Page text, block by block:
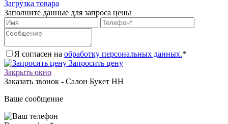
Загрузка товара
Заполните данные для запроса цены
Я согласен на обработку персональных данных.*
Запросить цену
Закрыть окно
Заказать звонок - Салон Букет НН
Ваше сообщение